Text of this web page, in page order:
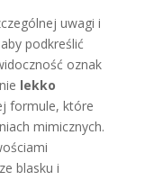
uwagi i
podkreślić
oznak
lekko
formule, które
mimicznych.
blasku i